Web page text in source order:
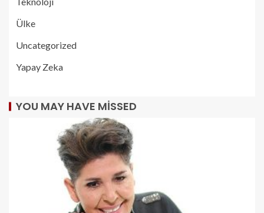
Ülke
Uncategorized
Yapay Zeka
YOU MAY HAVE MISSED